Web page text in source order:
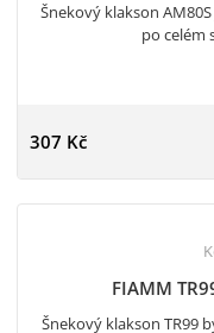
Šnekový klakson
po celém
307 Kč
FIAMM
Šnekový klakson TR99